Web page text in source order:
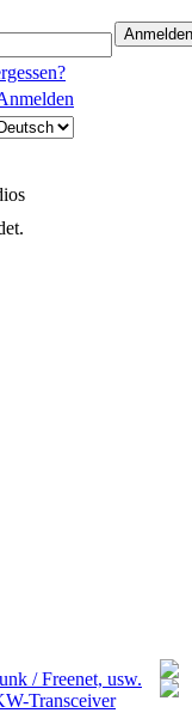
/ Freenet, usw.
Transceiver